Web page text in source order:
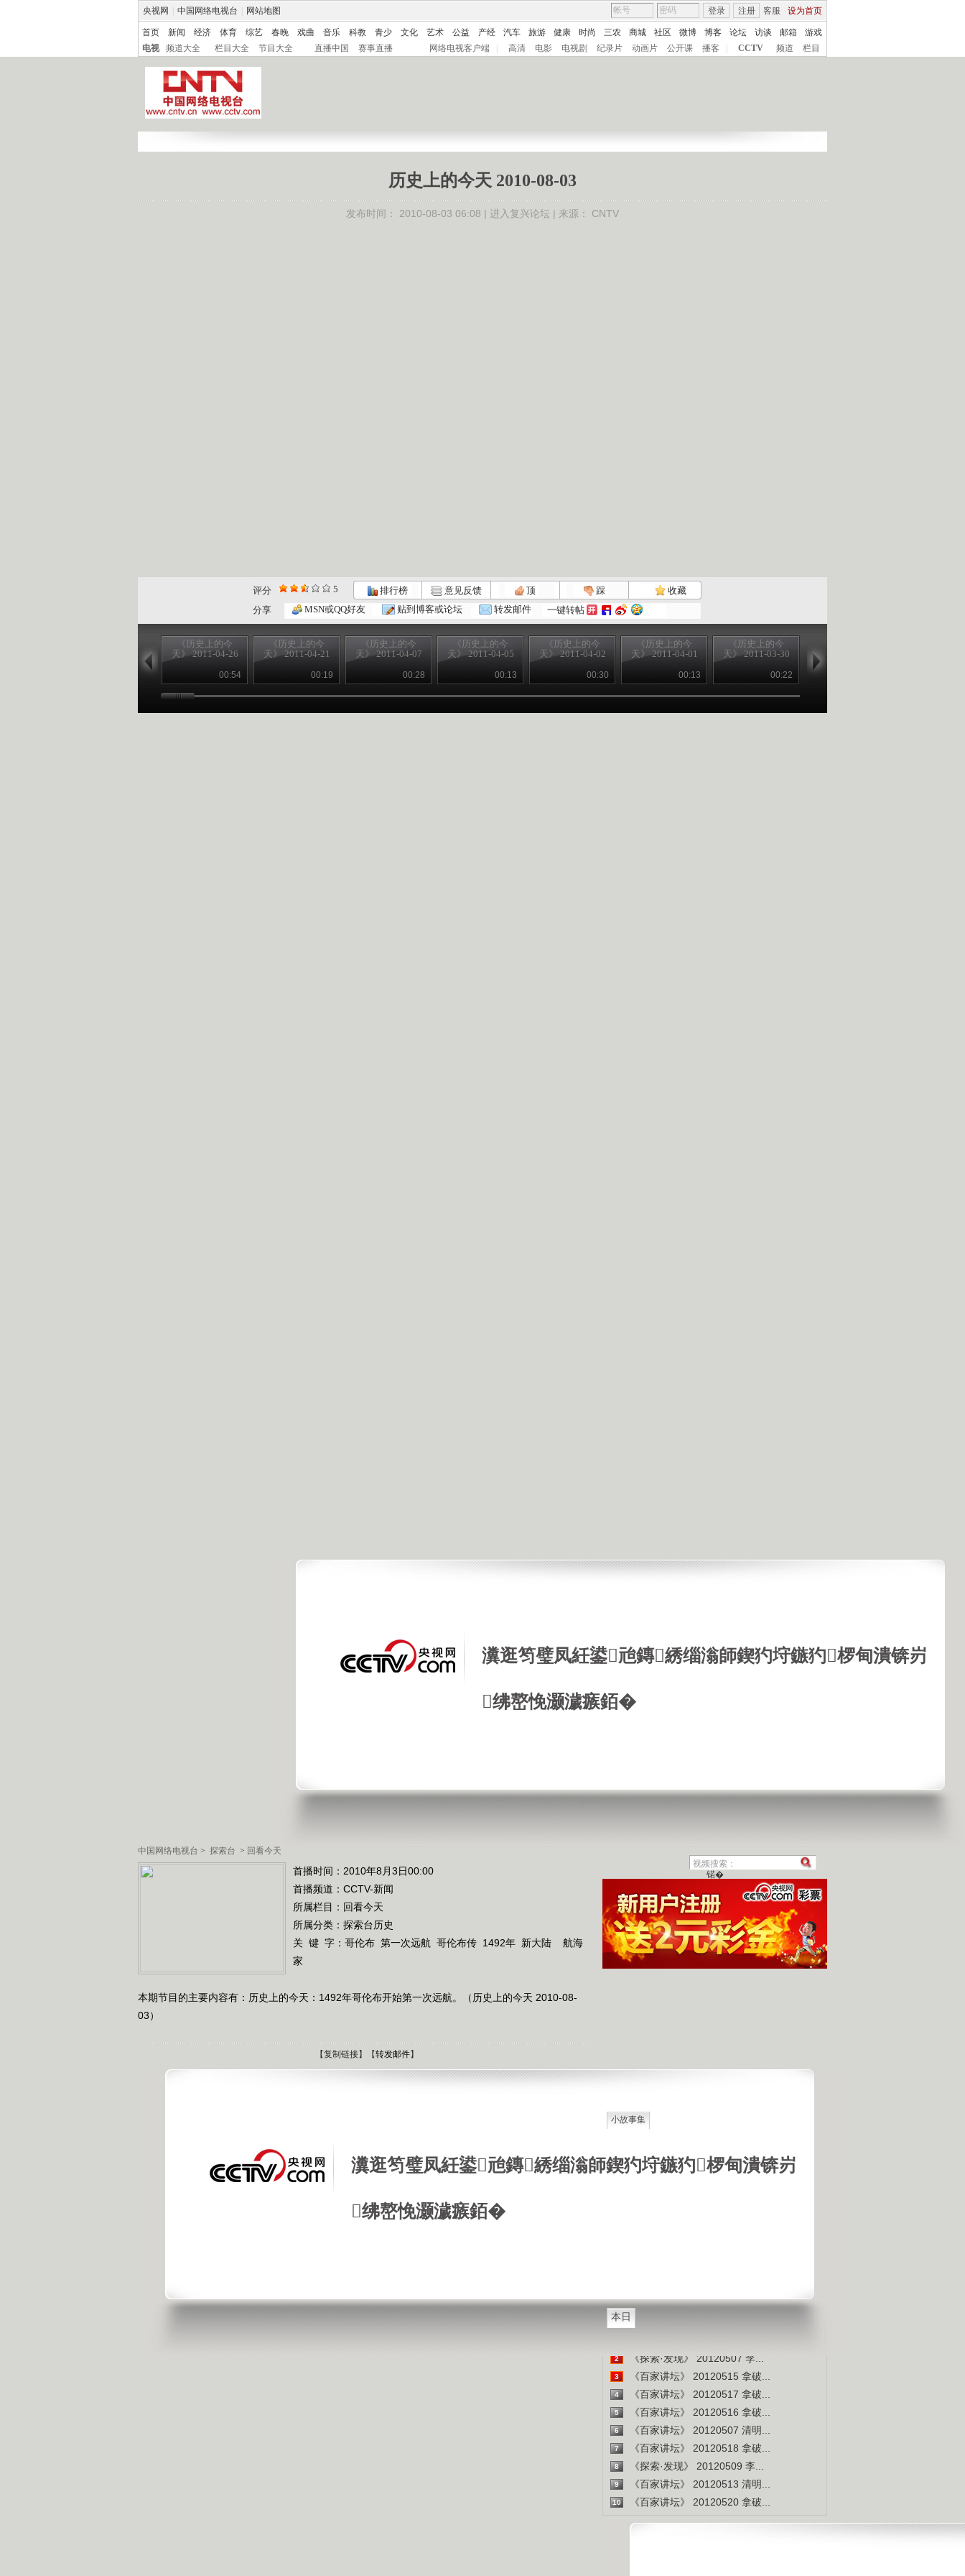
央视网 中国网络电视台 网站地图 客服 设为首页
登录 注册
首页 新闻 经济 体育 综艺 春晚 戏曲 音乐 科教 青少 文化 艺术 公益 产经 汽车 旅游 健康 时尚 三农 商城 社区 微博 博客 论坛 访谈 邮箱
游戏
电视
频道大全 栏目大全 节目大全 直播中国 赛事直播 网络电视客户端 高清 电影 电视剧 纪录片 动画片 公开课 播客 CCTV 频道 栏目
瀵逛笉璧凤紝鍙兘鏄綉缁滃師鍥犳垨鏃犳椤甸潰锛岃
绋嶅悗灏濊瘯銆�
中国网络电视台 > 探索台 > 回看今天
历史上的今天 2010-08-03
发布时间： 2010-08-03 06:08 | 进入复兴论坛 | 来源： CNTV
评分 5 排行榜 意见反馈 顶 踩
收藏
分享
MSN或QQ好友 贴到博客或论坛 转发邮件 一键转帖
《历史上的今
天》 2011-04-26
00:54
《历史上的今
天》 2011-04-21
00:19
《历史上的今
天》 2011-04-07
00:28
《历史上的今
天》 2011-04-05
00:13
《历史上的今
天》 2011-04-02
00:30
《历史上的今
天》 2011-04-01
00:13
《历史上的今
天》 2011-03-30
00:22
天》 2011-03-24
首播时间：2010年8月3日00:00
首播频道： CCTV-新闻
所属栏目： 回看今天
所属分类：探索台历史
关 键 字： 哥伦布 第一次远航 哥伦布传 1492年 新大陆
航海
家
本期节目的主要内容有：历史上的今天：1492年哥伦布开始第一次远航。（历史上的今天 2010-08-
03）
【复制链接】【转发邮件】
瀵逛笉璧凤紝鍙兘鏄綉缁滃師鍥犳垨鏃犳椤甸潰锛岃
绋嶅悗灏濊瘯銆�
锘�
小故事集
德国牧羊犬和草原狼的新结合
选择牧羊犬和狼交配的原因
本日
2 《探索·发现》 20120507 李...
3 《百家讲坛》 20120515 拿破...
4 《百家讲坛》 20120517 拿破...
5 《百家讲坛》 20120516 拿破...
6 《百家讲坛》 20120507 清明...
7 《百家讲坛》 20120518 拿破...
8 《探索·发现》 20120509 李...
9 《百家讲坛》 20120513 清明...
10 《百家讲坛》 20120520 拿破...